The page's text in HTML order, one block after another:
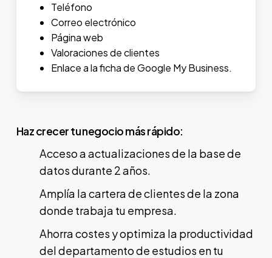
Teléfono
Correo electrónico
Página web
Valoraciones de clientes
Enlace a la ficha de Google My Business.
Haz crecer tu negocio más rápido:
Acceso a actualizaciones de la base de
datos durante 2 años.
Amplía la cartera de clientes de la zona
donde trabaja tu empresa.
Ahorra costes y optimiza la productividad
del departamento de estudios en tu